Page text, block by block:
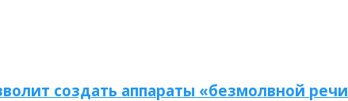
создать аппараты «безмолвной